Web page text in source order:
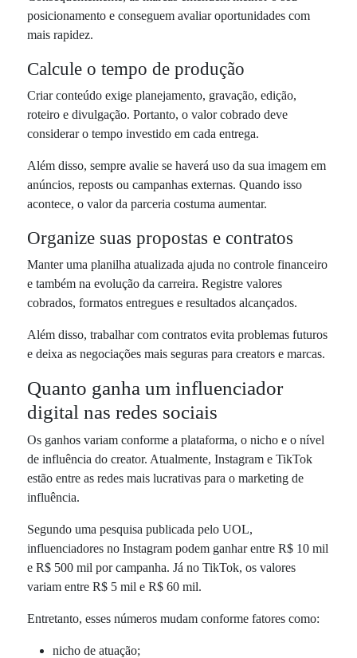
posicionamento e conseguem avaliar oportunidades com
mais rapidez.
Calcule o tempo de produção
Criar conteúdo exige planejamento, gravação, edição,
roteiro e divulgação. Portanto, o valor cobrado deve
considerar o tempo investido em cada entrega.
Além disso, sempre avalie se haverá uso da sua imagem em
anúncios, reposts ou campanhas externas. Quando isso
acontece, o valor da parceria costuma aumentar.
Organize suas propostas e contratos
Manter uma planilha atualizada ajuda no controle financeiro
e também na evolução da carreira. Registre valores
cobrados, formatos entregues e resultados alcançados.
Além disso, trabalhar com contratos evita problemas futuros
e deixa as negociações mais seguras para creators e marcas.
Quanto ganha um influenciador
digital nas redes sociais
Os ganhos variam conforme a plataforma, o nicho e o nível
de influência do creator. Atualmente, Instagram e TikTok
estão entre as redes mais lucrativas para o marketing de
influência.
Segundo uma pesquisa publicada pelo UOL,
influenciadores no Instagram podem ganhar entre R$ 10 mil
e R$ 500 mil por campanha. Já no TikTok, os valores
variam entre R$ 5 mil e R$ 60 mil.
Entretanto, esses números mudam conforme fatores como:
nicho de atuação;